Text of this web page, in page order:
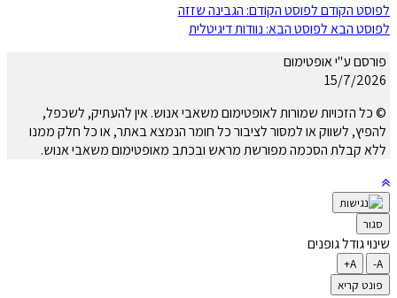
לפוסט הקודםלפוסט הקודם: הגבינה שזזה
לפוסט הבאלפוסט הבא: נוודות דיגיטלית
פורסם ע"י אופטימום
15/7/2026
© כל הזכויות שמורות לאופטימום משאבי אנוש. אין להעתיק, לשכפל,
להפיץ, לשווק או למסור לציבור כל חומר הנמצא באתר, או כל חלק ממנו
ללא קבלת הסכמה מפורשת מראש ובכתב מאופטימום משאבי אנוש.
סגור
שינוי גודל גופנים
A-
A+
פונט קריא